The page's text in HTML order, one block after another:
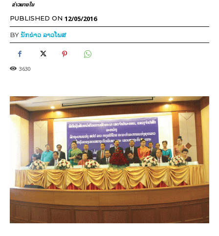
ຂ່າວພາຍ​ໃນ
PUBLISHED ON 12/05/2016
BYນັກຂ່າວ ລາວໂພສ
3630